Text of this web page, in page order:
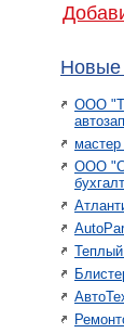
Новые
ООО
ООО